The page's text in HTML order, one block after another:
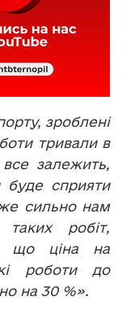
зроблені
тривали в
залежить,
буде сприяти
сильно нам
робіт,
що ціна на
роботи до
на 30 %».